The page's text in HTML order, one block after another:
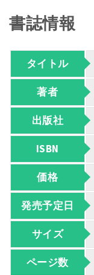
書誌情報
タイトル
著者
出版社
ISBN
価格
発売予定日
サイズ
ページ数